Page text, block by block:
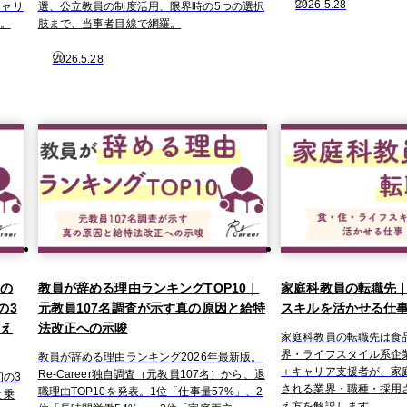
リ
選、公立教員の制度活用、限界時の5つの選択
肢まで、当事者目線で網羅。
2026.5.28
2026.5.28
3
の3
乗
教員が辞める理由ランキングTOP10｜
元教員107名調査が示す真の原因と給特
法改正への示唆
教員が辞める理由ランキング2026年最新版。
Re-Career独自調査（元教員107名）から、退
職理由TOP10を発表。1位「仕事量57%」、2
家庭科教員の転職先
スキルを活かせる仕
家庭科教員の転職先は食
界・ライフスタイル系企
＋キャリア支援者が、
される業界・職種・採用